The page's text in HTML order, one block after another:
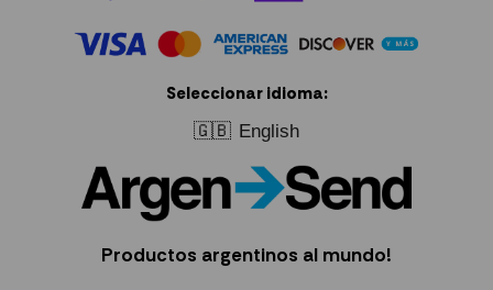
Seleccionar idioma:
🇬🇧 English
Productos argentinos al mundo!